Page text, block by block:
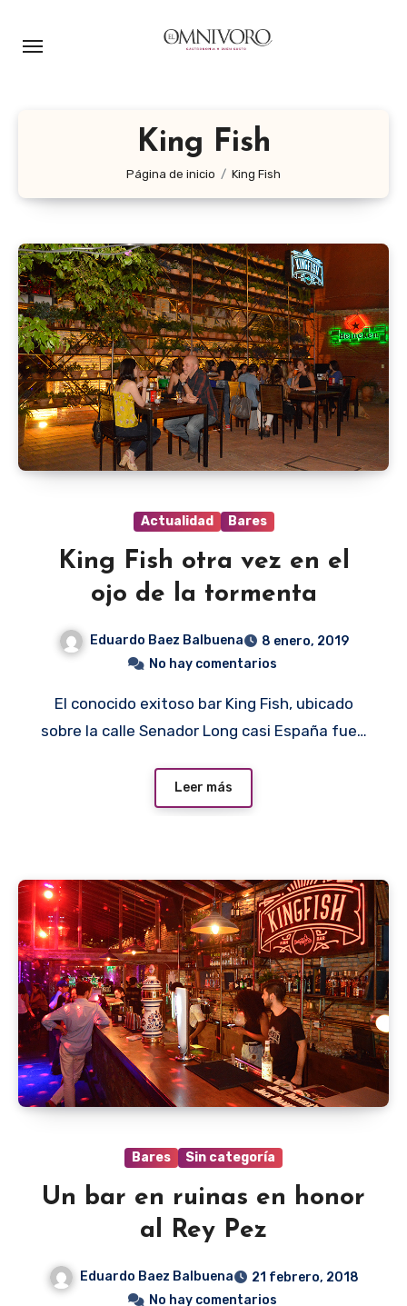
King Fish
Página de inicio King Fish
Actualidad Bares
King Fish otra vez en el
ojo de la tormenta
Eduardo Baez Balbuena
8 enero, 2019
No hay comentarios
El conocido exitoso bar King Fish, ubicado
sobre la calle Senador Long casi España fue…
Leer más
Bares Sin categoría
Un bar en ruinas en honor
al Rey Pez
Eduardo Baez Balbuena
21 febrero, 2018
No hay comentarios